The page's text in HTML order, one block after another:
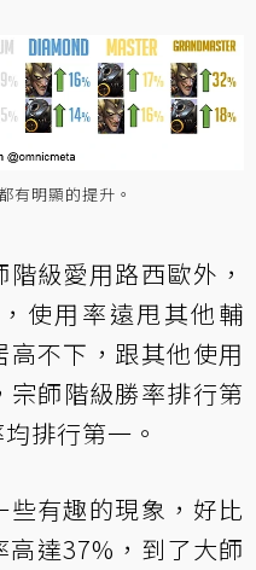
有明顯的提升。
級愛用路西歐外，
使用率遠甩其他輔
不下，跟其他使用
師階級勝率排行第
排行第一。
有趣的現象，好比
達37%，到了大師